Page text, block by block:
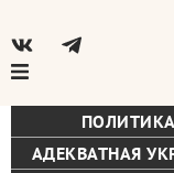
ПОЛИТИКА
АДЕКВАТНАЯ